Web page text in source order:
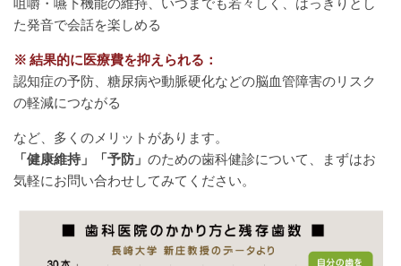
た発音で会話を楽しめる
※ 結果的に医療費を抑えられる：
認知症の予防、糖尿病や動脈硬化などの脳血管障害のリスク
の軽減につながる
など、多くのメリットがあります。
「健康維持」「予防」 のための歯科健診について、まずはお
気軽にお問い合わせしてみてください。